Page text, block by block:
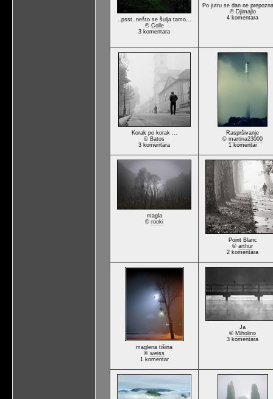
..psst..nešto se šulja tamo...
© Colle
3 komentara
Po jutru se dan ne
© Djimajlo
4 komentara
Korak po korak ...
© Batos
3 komentara
Raspršivanje
© martina23000
1 komentar
magla
© rooki
Point Blanc
© arthur
2 komentara
maglena tišina
© weiss
1 komentar
Ja
© Miholino
3 komentara